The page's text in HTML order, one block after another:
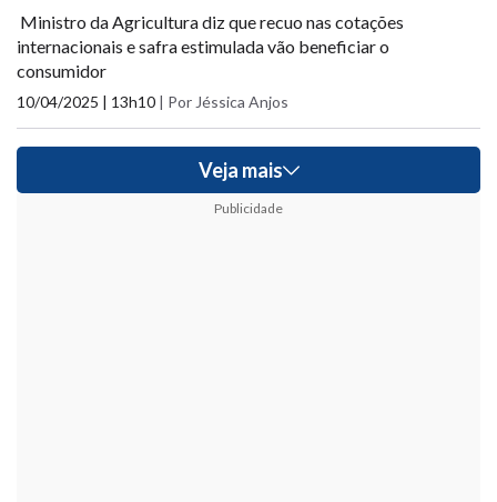
Ministro da Agricultura diz que recuo nas cotações
internacionais e safra estimulada vão beneficiar o
consumidor
10/04/2025 | 13h10 | Por Jéssica Anjos
Veja mais
Publicidade